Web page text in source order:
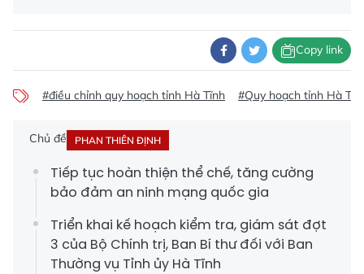
Copy link
#điều chỉnh quy hoạch tỉnh Hà Tĩnh #Quy hoạch tỉnh Hà
Chủ đề PHAN THIÊN ĐỊNH
Tiếp tục hoàn thiện thể chế, tăng cường
bảo đảm an ninh mạng quốc gia
Triển khai kế hoạch kiểm tra, giám sát đợt
3 của Bộ Chính trị, Ban Bí thư đối với Ban
Thường vụ Tỉnh ủy Hà Tĩnh